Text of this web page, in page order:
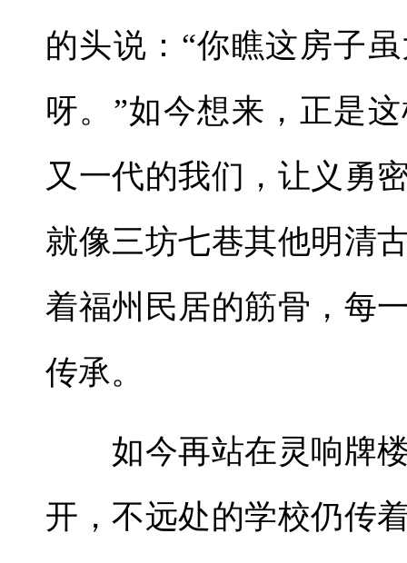
的头说：“你瞧这房子
呀。”如今想来，正是
又一代的我们，让义勇
就像三坊七巷其他明清
着福州民居的筋骨，每
传承。
如今再站在灵响牌楼
开，不远处的学校仍传